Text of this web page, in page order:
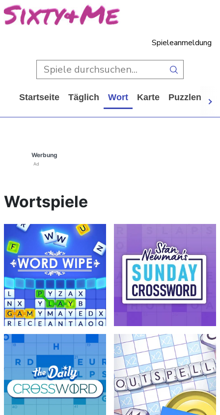
Spieleanmeldung
Startseite Täglich Wort Karte Puzzlen
Werbung
Ad
Wortspiele